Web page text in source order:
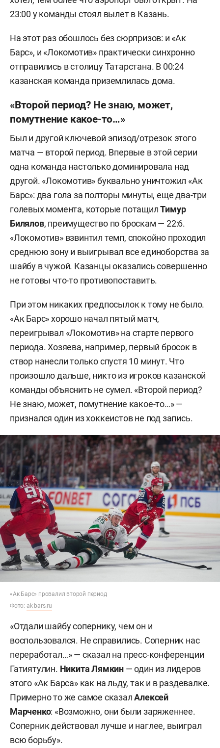
23:00 у команды стоял вылет в Казань.
На этот раз обошлось без сюрпризов: и «Ак
Барс», и «Локомотив» практически синхронно
отправились в столицу Татарстана. В 00:24
казанская команда приземлилась дома.
«Второй период? Не знаю, может,
помутнение какое-то…»
Был и другой ключевой эпизод/отрезок этого
матча — второй период. Впервые в этой серии
одна команда настолько доминировала над
другой. «Локомотив» буквально уничтожил «Ак
Барс»: два гола за полторы минуты, еще два-три
голевых момента, которые потащилТимур
Билялов, преимущество по броскам — 22:6.
«Локомотив» взвинтил темп, спокойно проходил
среднюю зону и выигрывал все единоборства за
шайбу в чужой. Казанцы оказались совершенно
не готовы что-то противопоставить.
При этом никаких предпосылок к тому не было.
«Ак Барс» хорошо начал пятый матч,
переигрывал «Локомотив» на старте первого
периода. Хозяева, например, первый бросок в
створ нанесли только спустя 10 минут. Что
произошло дальше, никто из игроков казанской
команды объяснить не сумел. «Второй период?
Не знаю, может, помутнение какое-то…» —
признался один из хоккеистов не под запись.
«Ак Барс» провалил второй период
Фото: ak-bars.ru
«Отдали шайбу сопернику, чем он и
воспользовался. Не справились. Соперник нас
переработал…» — сказал на пресс-конференции
Гатиятулин. Никита Лямкин — один из лидеров
этого «Ак Барса» как на льду, так и в раздевалке.
Примерно то же самое сказалАлексей
Марченко: «Возможно, они были заряженнее.
Соперник действовал лучше и наглее, выиграл
всю борьбу».